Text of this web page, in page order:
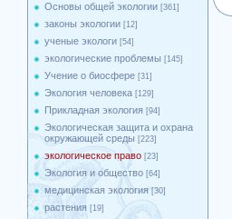
Основы общей экологии [361]
законы экологии [12]
ученые экологи [54]
экологические проблемы [145]
Учение о биосфере [31]
Экология человека [129]
Прикладная экология [94]
Экологическая защита и охрана
окружающей среды [223]
экологическое право [23]
Экология и общество [64]
медицинская экология [30]
растения [19]